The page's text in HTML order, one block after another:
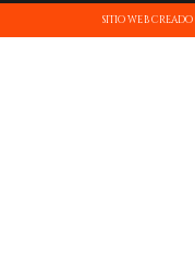
SITIO WEB